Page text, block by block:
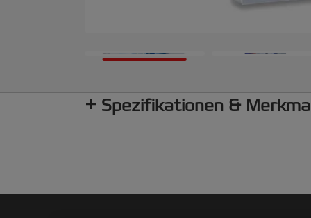
Spezifikationen &